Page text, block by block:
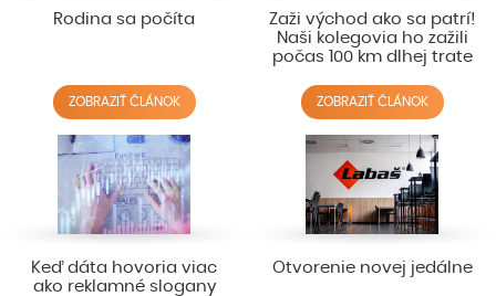
Rodina sa počíta
ZOBRAZIŤ ČLÁNOK
Zaži východ ako sa patrí!
Naši kolegovia ho zažili
počas 100 km dlhej trate
ZOBRAZIŤ ČLÁNOK
Keď dáta hovoria viac
ako reklamné slogany
Otvorenie novej jedálne